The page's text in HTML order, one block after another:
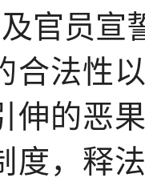
官员宣
合法性
伸的恶
度，释